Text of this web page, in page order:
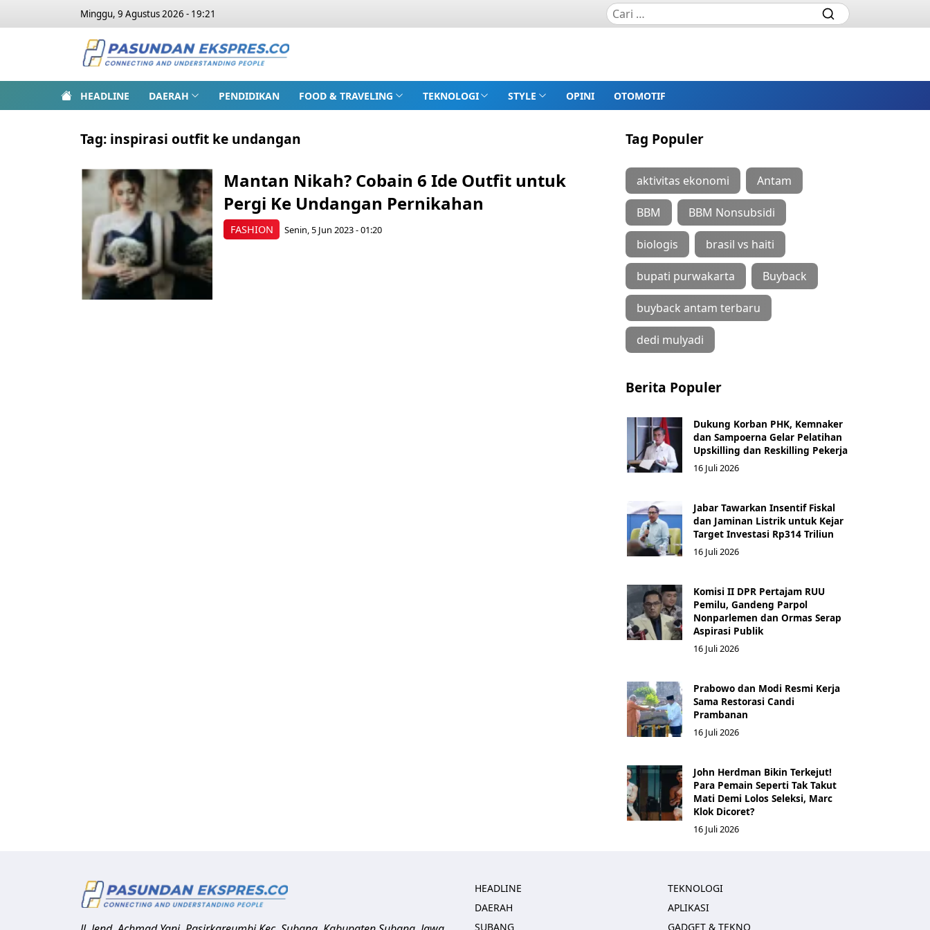
Minggu, 9 Agustus 2026 - 19:21
HEADLINE DAERAH PENDIDIKAN FOOD & TRAVELING TEKNOLOGI STYLE OPINI OTOMOTIF
Tag: inspirasi outfit ke undangan
FASHION
Mantan Nikah? Cobain 6 Ide Outfit untuk
Pergi Ke Undangan Pernikahan
Senin, 5 Jun 2023 - 01:20
Tag Populer
aktivitas ekonomi Antam
BBM BBM Nonsubsidi
biologis brasil vs haiti
bupati purwakarta Buyback
buyback antam terbaru
dedi mulyadi
Berita Populer
Dukung Korban PHK, Kemnaker
dan Sampoerna Gelar Pelatihan
Upskilling dan Reskilling Pekerja
16 Juli 2026
Jabar Tawarkan Insentif Fiskal
dan Jaminan Listrik untuk Kejar
Target Investasi Rp314 Triliun
16 Juli 2026
Komisi II DPR Pertajam RUU
Pemilu, Gandeng Parpol
Nonparlemen dan Ormas Serap
Aspirasi Publik
16 Juli 2026
Prabowo dan Modi Resmi Kerja
Sama Restorasi Candi
Prambanan
16 Juli 2026
John Herdman Bikin Terkejut!
Para Pemain Seperti Tak Takut
Mati Demi Lolos Seleksi, Marc
Klok Dicoret?
16 Juli 2026
HEADLINE
DAERAH
SUBANG
TEKNOLOGI
APLIKASI
GADGET & TEKNO